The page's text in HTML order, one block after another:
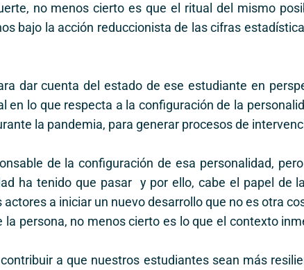
no menos cierto es que el ritual del mismo
bajo la acción reduccionista de las cifras
dar cuenta del estado de ese estudiante en
lo que respecta a la configuración de la
la pandemia, para generar procesos de
de la configuración de esa personalidad,
ha tenido que pasar y por ello, cabe el papel de
a iniciar un nuevo desarrollo que no es otra
persona, no menos cierto es lo que el contexto
a que nuestros estudiantes sean más